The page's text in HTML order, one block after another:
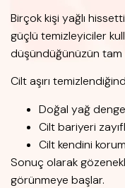
Birçok kişi yağlı
güçlü temizleyiciler
düşündüğünüzün tam
Cilt aşırı
Doğal yağ
Cilt bariyeri
Cilt kendini
Sonuç olarak
görünmeye başlar.